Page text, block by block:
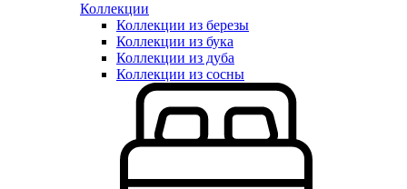
Коллекции
Коллекции из березы
Коллекции из бука
Коллекции из дуба
Коллекции из сосны